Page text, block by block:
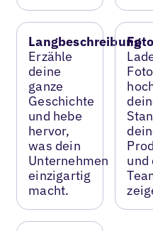
Langbeschreibung
Erzähle
deine
ganze
Geschichte
und hebe
hervor,
was dein
Unternehmen
einzigartig
macht.
und